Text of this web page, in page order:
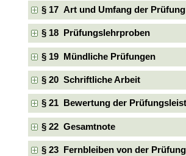
§ 17 Art und Umfang der Prüfung
§ 18 Prüfungslehrproben
§ 19 Mündliche Prüfungen
§ 20 Schriftliche Arbeit
§ 21 Bewertung der
§ 22 Gesamtnote
§ 23 Fernbleiben von der Prüfung